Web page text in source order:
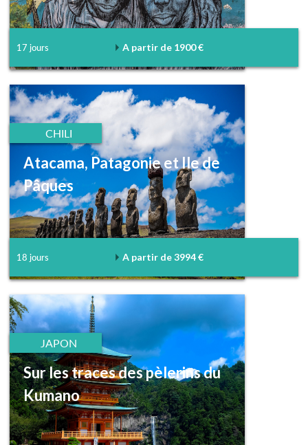
17 jours A partir de 1900 €
CHILI
Atacama, Patagonie et Ile de
Pâques
18 jours A partir de 3994 €
JAPON
Sur les traces des pèlerins du
Kumano